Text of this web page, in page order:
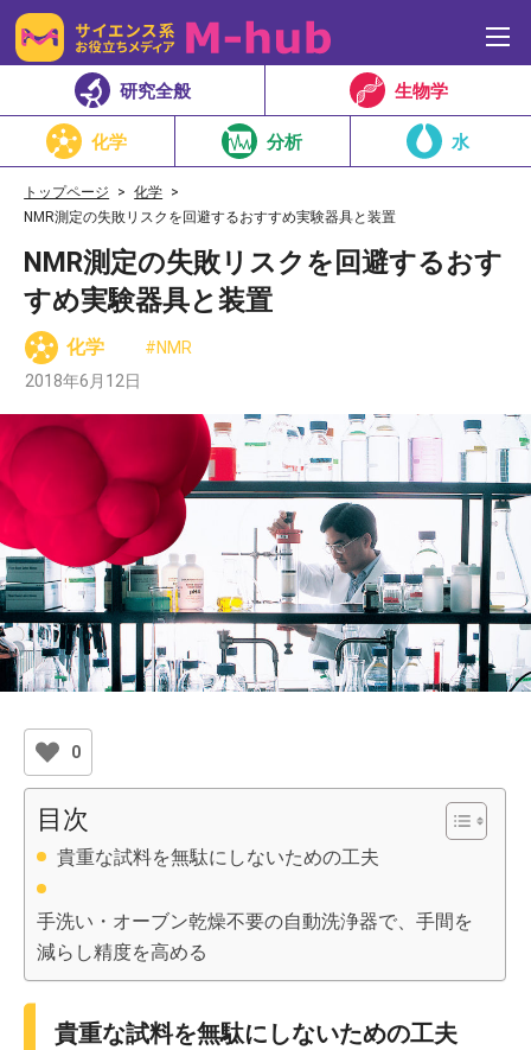
研究全般 生物学
化学 分析 水
トップページ
化学
NMR測定の失敗リスクを回避するおすすめ実験器具と装置
NMR測定の失敗リスクを回避するおす
すめ実験器具と装置
化学
NMR
2018年6月12日
0
目次
貴重な試料を無駄にしないための工夫
手洗い・オーブン乾燥不要の自動洗浄器で、手間を
減らし精度を高める
貴重な試料を無駄にしないための工夫